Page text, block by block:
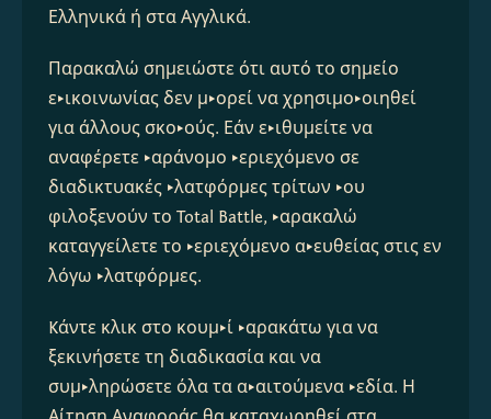
Ελληνικά ή στα Αγγλικά.
Παρακαλώ σημειώστε ότι αυτό το σημείο
επικοινωνίας δεν μπορεί να χρησιμοποιηθεί
για άλλους σκοπούς. Εάν επιθυμείτε να
αναφέρετε παράνομο περιεχόμενο σε
διαδικτυακές πλατφόρμες τρίτων που
φιλοξενούν το Total Battle, παρακαλώ
καταγγείλετε το περιεχόμενο απευθείας στις εν
λόγω πλατφόρμες.
Kάντε κλικ στο κουμπί παρακάτω για να
ξεκινήσετε τη διαδικασία και να
συμπληρώσετε όλα τα απαιτούμενα πεδία. Η